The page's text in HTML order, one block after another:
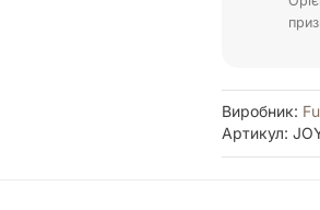
Виробник:
Артикул: